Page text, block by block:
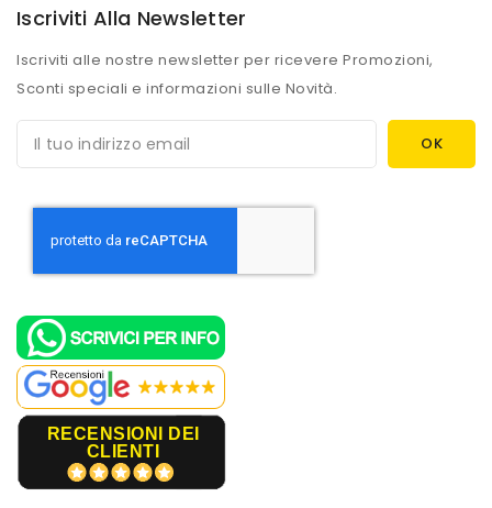
Iscriviti Alla Newsletter
Iscriviti alle nostre newsletter per ricevere Promozioni,
Sconti speciali e informazioni sulle Novità.
RECENSIONI DEI
CLIENTI